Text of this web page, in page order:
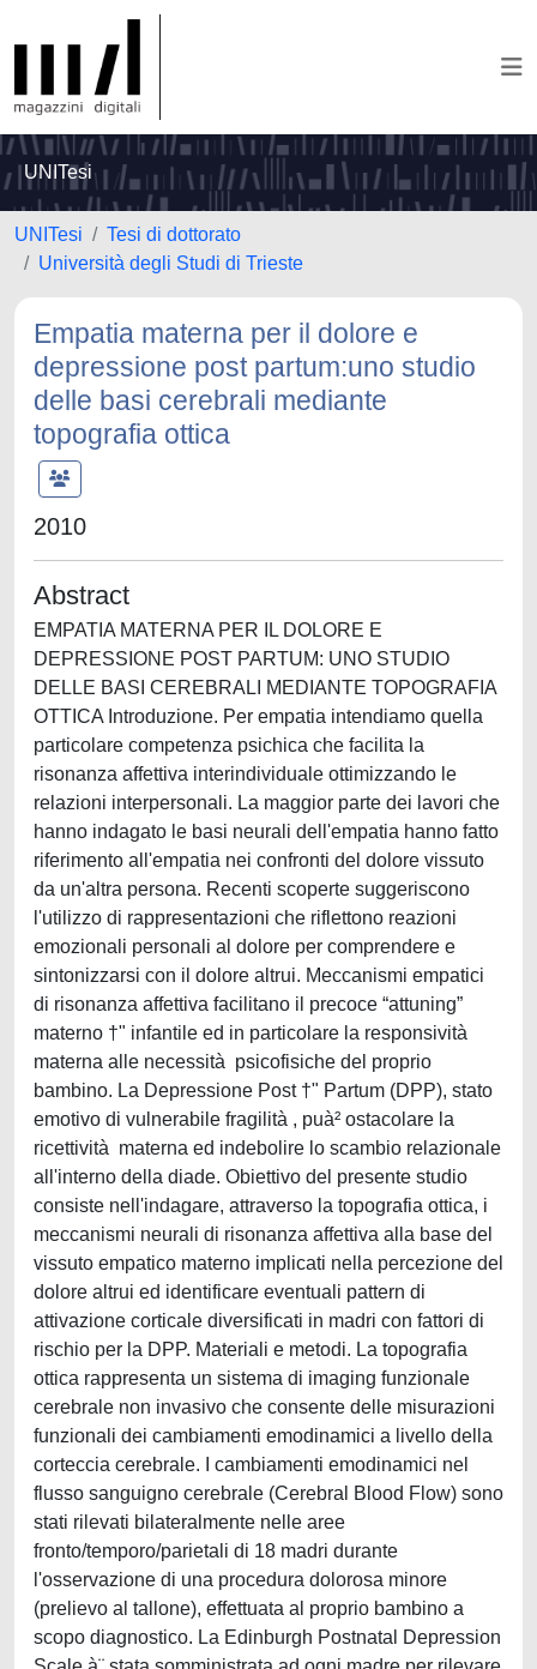
UNITesi
UNITesi
Tesi di dottorato
Università degli Studi di Trieste
Empatia materna per il dolore e
depressione post partum:uno studio
delle basi cerebrali mediante
topografia ottica
2010
Abstract
EMPATIA MATERNA PER IL DOLORE E
DEPRESSIONE POST PARTUM: UNO STUDIO
DELLE BASI CEREBRALI MEDIANTE TOPOGRAFIA
OTTICA Introduzione. Per empatia intendiamo quella
particolare competenza psichica che facilita la
risonanza affettiva interindividuale ottimizzando le
relazioni interpersonali. La maggior parte dei lavori che
hanno indagato le basi neurali dell'empatia hanno fatto
riferimento all'empatia nei confronti del dolore vissuto
da un'altra persona. Recenti scoperte suggeriscono
l'utilizzo di rappresentazioni che riflettono reazioni
emozionali personali al dolore per comprendere e
sintonizzarsi con il dolore altrui. Meccanismi empatici
di risonanza affettiva facilitano il precoce “attuning”
materno †" infantile ed in particolare la responsività
materna alle necessità psicofisiche del proprio
bambino. La Depressione Post †" Partum (DPP), stato
emotivo di vulnerabile fragilità , puà² ostacolare la
ricettività materna ed indebolire lo scambio relazionale
all'interno della diade. Obiettivo del presente studio
consiste nell'indagare, attraverso la topografia ottica, i
meccanismi neurali di risonanza affettiva alla base del
vissuto empatico materno implicati nella percezione del
dolore altrui ed identificare eventuali pattern di
attivazione corticale diversificati in madri con fattori di
rischio per la DPP. Materiali e metodi. La topografia
ottica rappresenta un sistema di imaging funzionale
cerebrale non invasivo che consente delle misurazioni
funzionali dei cambiamenti emodinamici a livello della
corteccia cerebrale. I cambiamenti emodinamici nel
flusso sanguigno cerebrale (Cerebral Blood Flow) sono
stati rilevati bilateralmente nelle aree
fronto/temporo/parietali di 18 madri durante
l'osservazione di una procedura dolorosa minore
(prelievo al tallone), effettuata al proprio bambino a
scopo diagnostico. La Edinburgh Postnatal Depression